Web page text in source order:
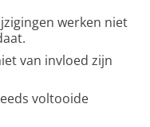
werken niet
van invloed zijn
voltooide